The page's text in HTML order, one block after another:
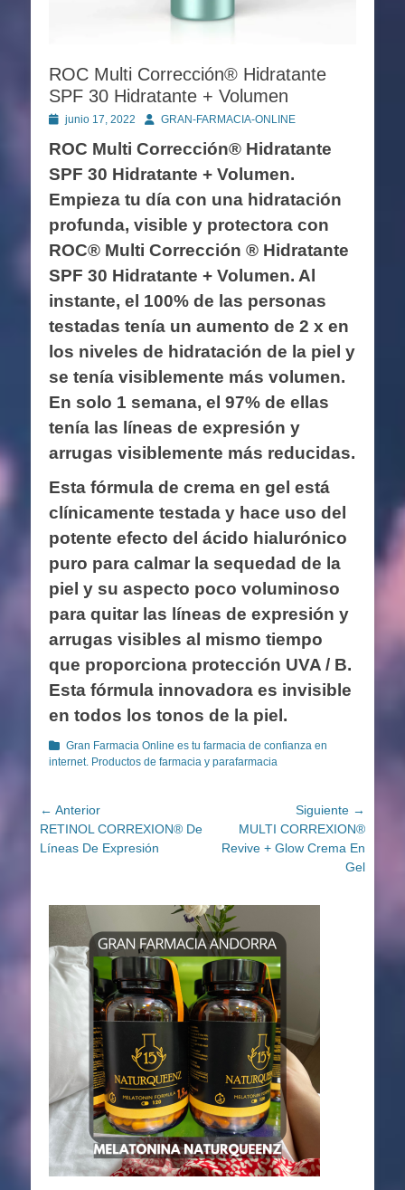
ROC Multi Corrección®️ Hidratante
SPF 30 Hidratante + Volumen
Publicado
junio 17, 2022 AutorGRAN-FARMACIA-ONLINE
ROC Multi Corrección®️ Hidratante
SPF 30 Hidratante + Volumen.
Empieza tu día con una hidratación
profunda, visible y protectora con
ROC® Multi Corrección ® Hidratante
SPF 30 Hidratante + Volumen. Al
instante, el 100% de las personas
testadas tenía un aumento de 2 x en
los niveles de hidratación de la piel y
se tenía visiblemente más volumen.
En solo 1 semana, el 97% de ellas
tenía las líneas de expresión y
arrugas visiblemente más reducidas.
Esta fórmula de crema en gel está
clínicamente testada y hace uso del
potente efecto del ácido hialurónico
puro para calmar la sequedad de la
piel y su aspecto poco voluminoso
para quitar las líneas de expresión y
arrugas visibles al mismo tiempo
que proporciona protección UVA / B.
Esta fórmula innovadora es invisible
en todos los tonos de la piel.
Categorías
Gran Farmacia Online es tu farmacia de confianza en
internet. Productos de farmacia y parafarmacia
Navegación
de
entradas
← Anterior
Entrada
anterior:
RETINOL CORREXION® De
Líneas De Expresión
Siguiente →
Entrada
siguiente:
MULTI CORREXION®
Revive + Glow Crema En
Gel